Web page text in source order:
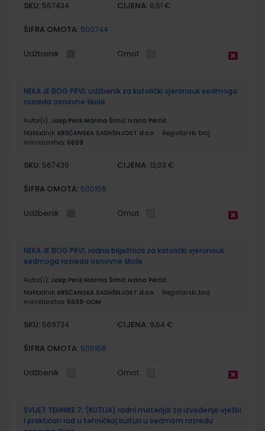
SKU: 567434 CIJENA: 6,51 €
ŠIFRA OMOTA: 500744
Udžbenik Omot
NEKA JE BOG PRVI; udžbenik za katolički vjeronauk sedmoga
razreda osnovne škole
Autor(i): Josip Periš Marina Šimić Ivana Perčić
Nakladnik: KRŠĆANSKA SADAŠNJOST d.o.o.
Registarski broj
ministarstva: 6699
SKU: 567436 CIJENA: 13,03 €
ŠIFRA OMOTA: 500156
Udžbenik Omot
NEKA JE BOG PRVI; radna bilježnica za katolički vjeronauk
sedmoga razreda osnovne škole
Autor(i): Josip Periš Marina Šimić Ivana Perčić
Nakladnik: KRŠĆANSKA SADAŠNJOST d.o.o.
Registarski broj
ministarstva: 6699-DOM
SKU: 569734 CIJENA: 9,64 €
ŠIFRA OMOTA: 500156
Udžbenik Omot
SVIJET TEHNIKE 7; (KUTIJA) radni materijal za izvođenje vježbi
i praktičan rad u tehničkoj kulturi u sedmom razredu